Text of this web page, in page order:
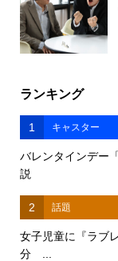
ランキング
1 キャスター
バレンタインデー
説
2 話題
女子児童に『ラブ
分 ...